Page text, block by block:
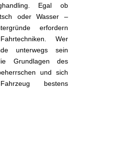
Egal ob
oder Wasser –
erfordern
Wer
unterwegs sein
Grundlagen des
und sich
bestens